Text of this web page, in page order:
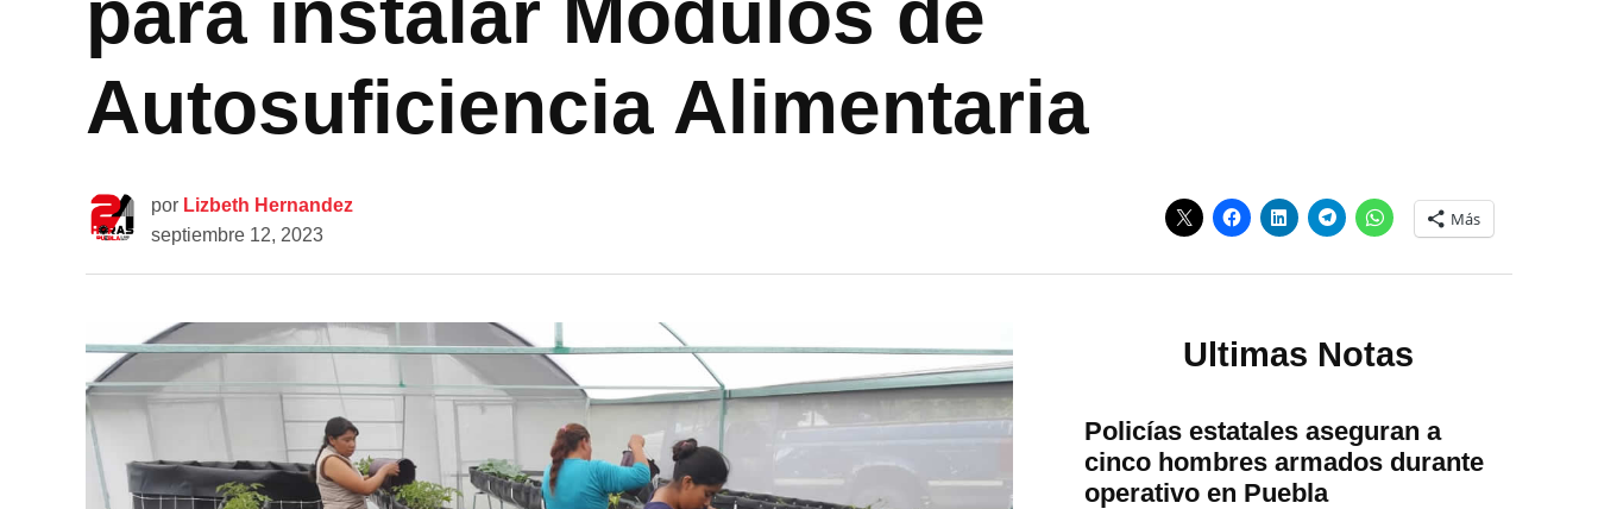
Autosuficiencia Alimentaria
por Lizbeth Hernandez
septiembre 12, 2023
Más
Ultimas Notas
Policías estatales aseguran a
cinco hombres armados durante
operativo en Puebla